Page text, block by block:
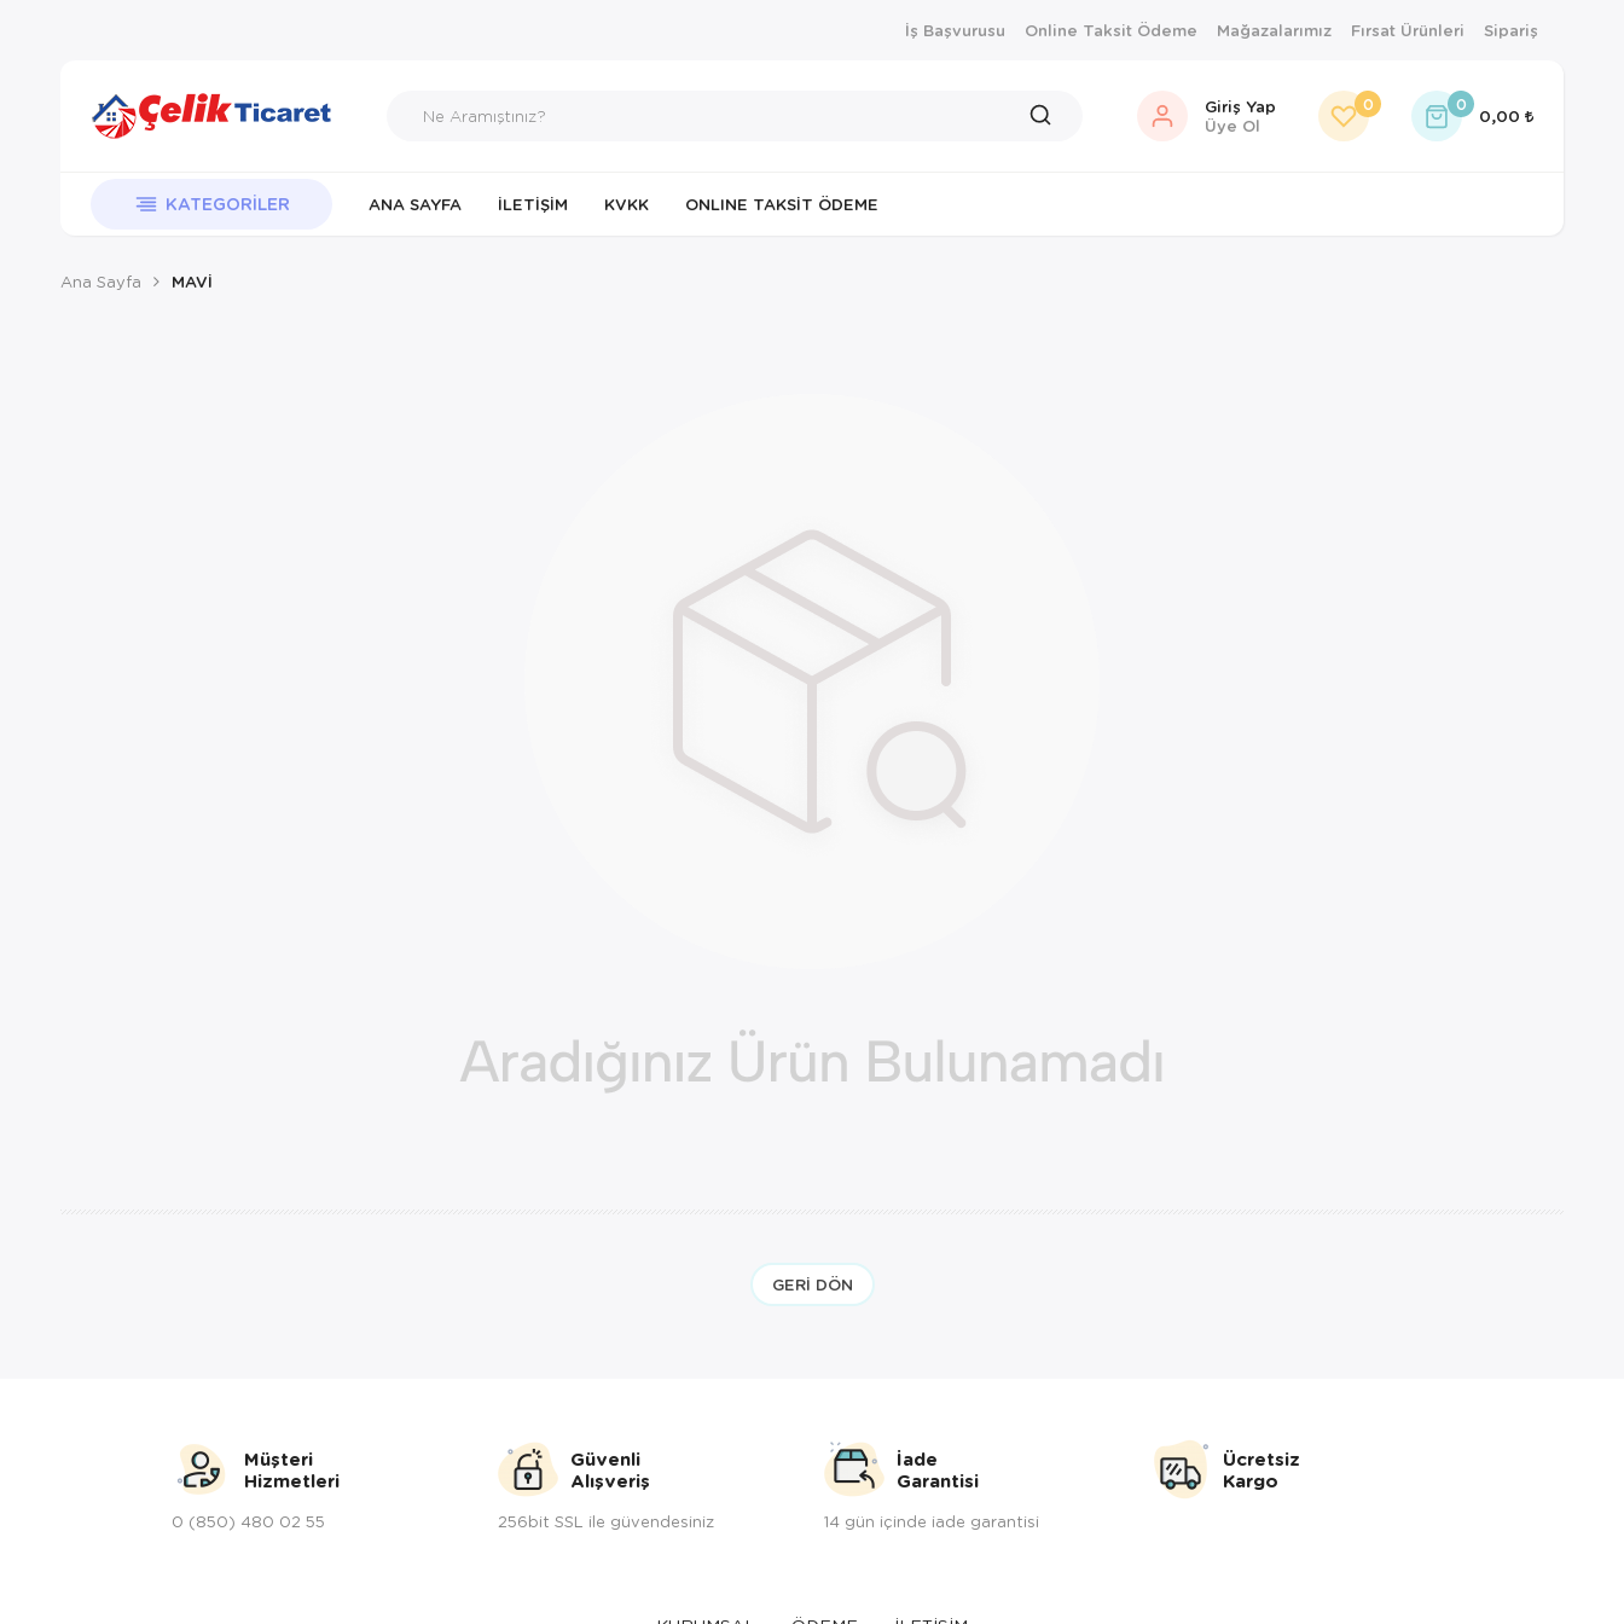
İş Başvurusu Online Taksit Ödeme Mağazalarımız Fırsat Ürünleri Sipariş
Giriş Yap
Üye Ol
0 0
0,00
KATEGORILER ANA SAYFA İLETIŞIM KVKK ONLINE TAKSIT ÖDEME
Ana Sayfa MAVİ
GERI DÖN
Müşteri
Hizmetleri
0 (850) 480 02 55
Güvenli
Alışveriş
256bit SSL ile güvendesiniz
İade
Garantisi
14 gün içinde iade garantisi
Ücretsiz
Kargo